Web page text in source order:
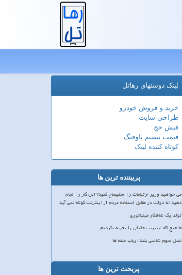
لینک دوستهای رهاتل
خرید و فروش خودرو
طراحی سایت
فیش حج
قیمت بیسیم باوفنگ
کوتاه کننده لینک
پربیننده ترین ها
می خواهید وزیر ارتباطات را استیضاح کنید؟ این کار را انجام
دهید اما دولت در مقابل استفاده مردم از اینترنت کوتاه نمی آید
تولد یک شاهکار مینیاتوری
ما هیچ گاه اینترنت حقیقی را تجربه نکردیم
نسل سوم شاسی بلند ارباب حلقه ها
پربحث ترین ها